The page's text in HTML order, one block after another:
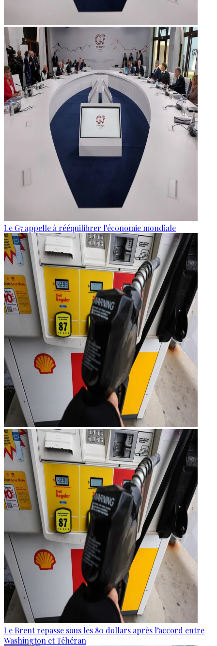
Le G7 appelle à rééquilibrer l'économie mondiale
Le Brent repasse sous les 80 dollars après l’accord entre
Washington et Téhéran